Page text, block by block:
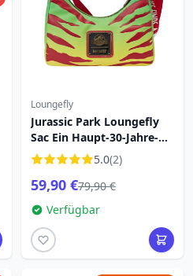
Loungefly
Jurassic Park Loungefly
Sac Ein Haupt-30-Jahre-
Jubiläum Das Leben
findet einen Weg
5.0(2)
59,90 €79,90 €
Verfügbar